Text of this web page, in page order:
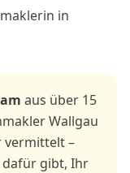
in
aus über 15
Wallgau
vermittelt –
gibt, Ihr